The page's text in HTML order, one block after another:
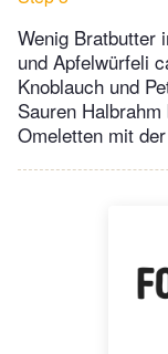
Wenig Bratbutter
und Apfelwürfeli
Knoblauch und
Sauren
Omeletten mit